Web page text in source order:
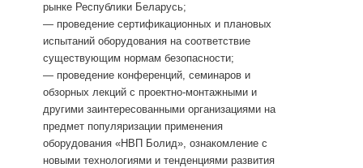
рынке Республики Беларусь;
— проведение сертификационных и плановых
испытаний оборудования на соответствие
существующим нормам безопасности;
— проведение конференций, семинаров и
обзорных лекций с проектно-монтажными и
другими заинтересованными организациями на
предмет популяризации применения
оборудования «НВП Болид», ознакомление с
новыми технологиями и тенденциями развития